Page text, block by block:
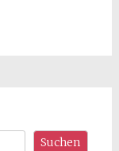
Suchen